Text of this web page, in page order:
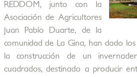
REDDOM, junto con la
Asociación de Agricultores
Juan Pablo Duarte, de la
comunidad de La Gina, han dado
la construcción de un
cuadrados, destinado a producir